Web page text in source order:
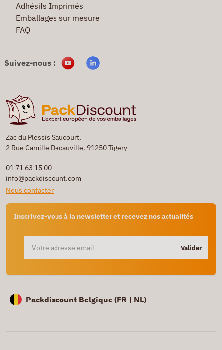
Zac du Plessis Saucourt,
2 Rue Camille Decauville, 91250 Tigery
01 71 63 15 00
info@packdiscount.com
Nous contacter
Inscrivez-vous à la newsletter et recevez nos actualités
Valider
Adhésifs Imprimés
Emballages sur mesure
FAQ
Suivez-nous :
Packdiscount Belgique (FR | NL)